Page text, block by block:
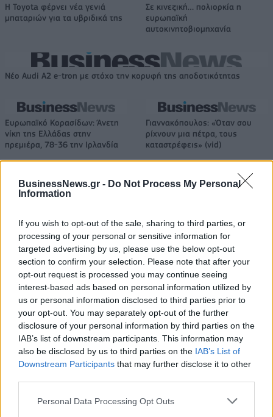
BusinessNews.gr - Do Not Process My Personal
Information
If you wish to opt-out of the sale, sharing to third parties, or
processing of your personal or sensitive information for
targeted advertising by us, please use the below opt-out
section to confirm your selection. Please note that after your
opt-out request is processed you may continue seeing
interest-based ads based on personal information utilized by
us or personal information disclosed to third parties prior to
your opt-out. You may separately opt-out of the further
disclosure of your personal information by third parties on the
IAB’s list of downstream participants. This information may
also be disclosed by us to third parties on the IAB’s List of
Downstream Participants that may further disclose it to other
Personal Data Processing Opt Outs
Η Toyota φέρνει νέα γενιά
μπαταριών για τα υβριδικά της
Σε κινεζική… πολιορκία η
ευρωπαϊκή
αυτοκινητοβιομηχανία
Νέο Audi A2 e-tron με στόχο την κορυφή της αποδοτικότητας
Ευρωπαϊκό Κορασίδων: Άνετη
νίκη της Ελλάδας στην
πρεμιέρα, 78-36 την Ιρλανδία
Γιαννακόπουλος: «Όταν σου
ρίχνουν μια πέτρα, τους
καταστρέφεις» (vid)
ΕΛΣΤΑΤ: Στο 3,4% υποχώρησε ο πληθωρισμός τον Ιούλιο
Χρηματοδότηση 8 εκατ. ευρώ
σε 843 μέσα ενημέρωσης-
Ξεκίνησε το πενταετές
πρόγραμμα ενίσχυσης του
Τύπου
Metlen: Ρεκόρ EBITDA στο α'
εξάμηνο, στα 550 εκατ. ευρώ –
Καθαρά κέρδη 313 εκατ. ευρώ
Η Chery επενδύει 75 εκατ. δολάρια στην KG Mobility
18.990 ευρώ
συνεχίζουν μαζί: Ανανέωση της